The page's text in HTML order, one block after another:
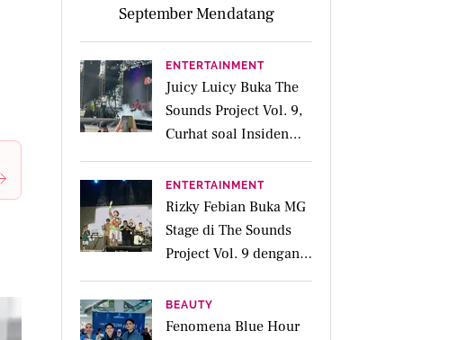
September Mendatang
ENTERTAINMENT
Juicy Luicy Buka The
Sounds Project Vol. 9,
Curhat soal Insiden
Salah Kostum
ENTERTAINMENT
Rizky Febian Buka MG
Stage di The Sounds
Project Vol. 9 dengan
Deretan Hitsnya
BEAUTY
Fenomena Blue Hour